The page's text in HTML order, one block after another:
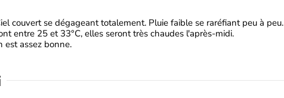
couvert se dégageant totalement. Pluie faible se raréfiant peu à peu.
entre 25 et 33°C, elles seront très chaudes l'après-midi.
est assez bonne.